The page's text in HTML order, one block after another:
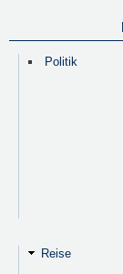
Politik
Reise